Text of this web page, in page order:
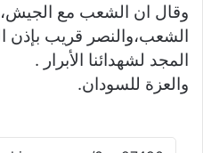
وقال ان الشعب مع
الشعب،والنصر قريب بإذن
المجد لشهدائنا الأبرار .
والعزة للسودان.